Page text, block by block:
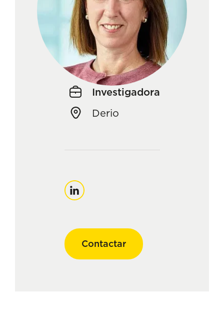
Investigadora
Derio
Linkedin
Contactar